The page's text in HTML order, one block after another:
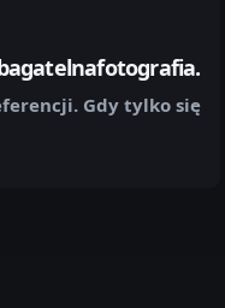
Gdy tylko się